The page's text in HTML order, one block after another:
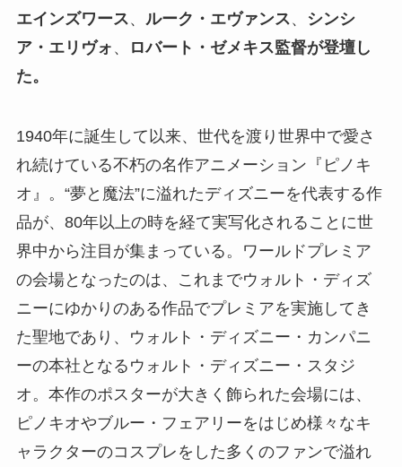
エインズワース、 ルーク・エヴァンス、
シンシ
ア・エリヴォ 、
ロバート・ゼメキス監督が登壇し
た。
1940年に誕生して以来、世代を渡り世界中で愛さ
れ続けている不朽の名作アニメーション『ピノキ
オ』。“夢と魔法”に溢れたディズニーを代表する作
品が、80年以上の時を経て実写化されることに世
界中から注目が集まっている。ワールドプレミア
の会場となったのは、これまでウォルト・ディズ
ニーにゆかりのある作品でプレミアを実施してき
た聖地であり、ウォルト・ディズニー・カンパニ
ーの本社となるウォルト・ディズニー・スタジ
オ。本作のポスターが大きく飾られた会場には、
ピノキオやブルー・フェアリーをはじめ様々なキ
ャラクターのコスプレをした多くのファンで溢れ